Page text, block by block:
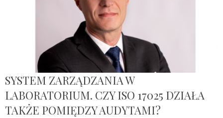
SYSTEM ZARZĄDZANIA W
LABORATORIUM. CZY ISO 17025 DZIAŁA
TAKŻE POMIĘDZY AUDYTAMI?